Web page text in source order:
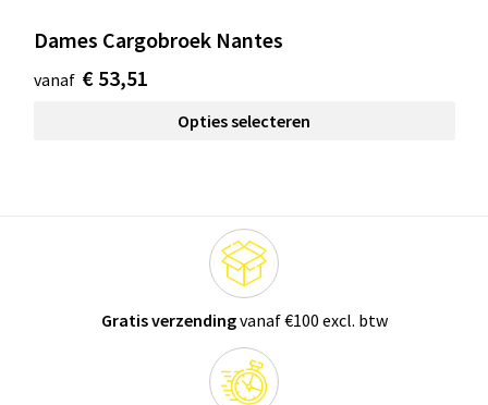
Dames Cargobroek Nantes
vanaf € 53,51
Opties selecteren
Gratis verzendingvanaf €100 excl. btw